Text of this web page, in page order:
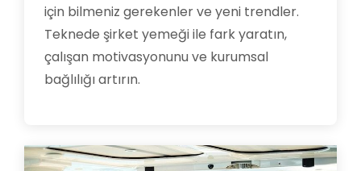
için bilmeniz gerekenler ve yeni trendler.
Teknede şirket yemeği ile fark yaratın,
çalışan motivasyonunu ve kurumsal
bağlılığı artırın.